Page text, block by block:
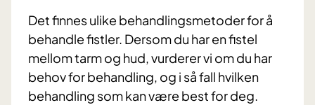
Det finnes ulike behandlingsmetoder for å
behandle fistler. Dersom du har en fistel
mellom tarm og hud, vurderer vi om du har
behov for behandling, og i så fall hvilken
behandling som kan være best for deg.